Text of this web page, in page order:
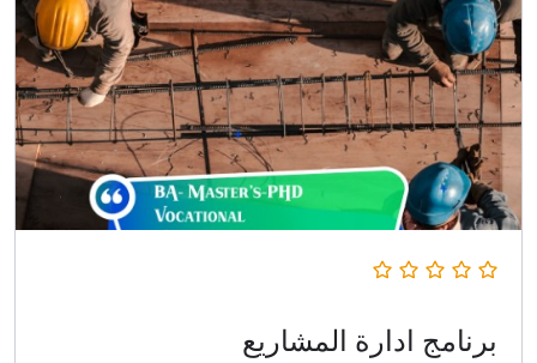
برنامج ادارة المشاريع